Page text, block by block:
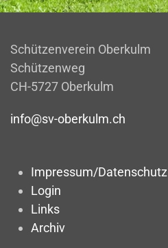
Schützenverein Oberkulm
Schützenweg
CH-5727 Oberkulm
info@sv-oberkulm.ch
Impressum/Datenschutz
Login
Links
Archiv